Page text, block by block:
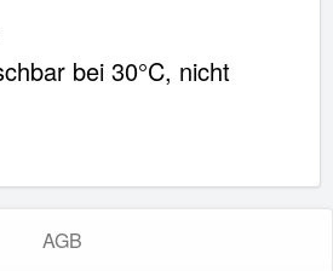
bei 30°C, nicht
AGB